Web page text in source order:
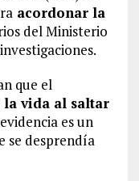
acordonar la
del Ministerio
que el
la vida al saltar
es un
se desprendía